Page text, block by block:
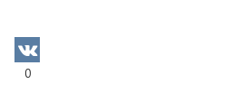
0